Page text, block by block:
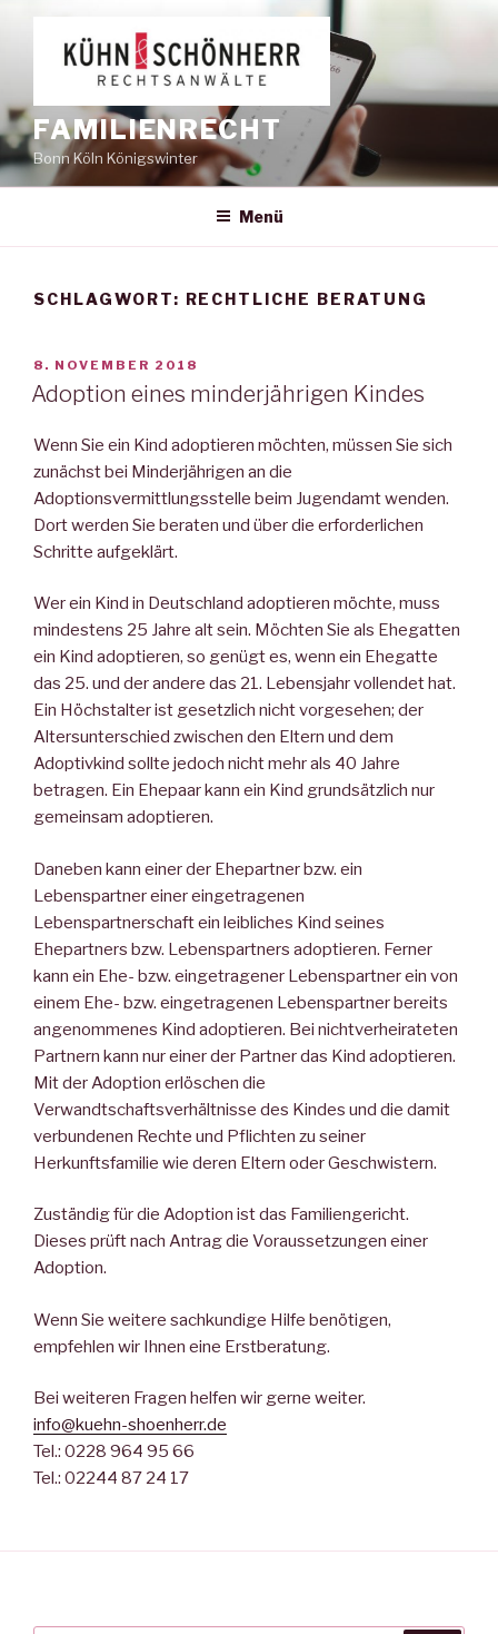
springen
FAMILIENRECHT
Bonn Köln Königswinter
Menü
SCHLAGWORT: RECHTLICHE BERATUNG
VERÖFFENTLICHT
AM
8. NOVEMBER 2018
Adoption eines minderjährigen Kindes
Wenn Sie ein Kind adoptieren möchten, müssen Sie sich
zunächst bei Minderjährigen an die
Adoptionsvermittlungsstelle beim Jugendamt wenden.
Dort werden Sie beraten und über die erforderlichen
Schritte aufgeklärt.
Wer ein Kind in Deutschland adoptieren möchte, muss
mindestens 25 Jahre alt sein. Möchten Sie als Ehegatten
ein Kind adoptieren, so genügt es, wenn ein Ehegatte
das 25. und der andere das 21. Lebensjahr vollendet hat.
Ein Höchstalter ist gesetzlich nicht vorgesehen; der
Altersunterschied zwischen den Eltern und dem
Adoptivkind sollte jedoch nicht mehr als 40 Jahre
betragen. Ein Ehepaar kann ein Kind grundsätzlich nur
gemeinsam adoptieren.
Daneben kann einer der Ehepartner bzw. ein
Lebenspartner einer eingetragenen
Lebenspartnerschaft ein leibliches Kind seines
Ehepartners bzw. Lebenspartners adoptieren. Ferner
kann ein Ehe- bzw. eingetragener Lebenspartner ein von
einem Ehe- bzw. eingetragenen Lebenspartner bereits
angenommenes Kind adoptieren. Bei nichtverheirateten
Partnern kann nur einer der Partner das Kind adoptieren.
Mit der Adoption erlöschen die
Verwandtschaftsverhältnisse des Kindes und die damit
verbundenen Rechte und Pflichten zu seiner
Herkunftsfamilie wie deren Eltern oder Geschwistern.
Zuständig für die Adoption ist das Familiengericht.
Dieses prüft nach Antrag die Voraussetzungen einer
Adoption.
Wenn Sie weitere sachkundige Hilfe benötigen,
empfehlen wir Ihnen eine Erstberatung.
Bei weiteren Fragen helfen wir gerne weiter.
info@kuehn-shoenherr.de
Tel.: 0228 964 95 66
Tel.: 02244 87 24 17